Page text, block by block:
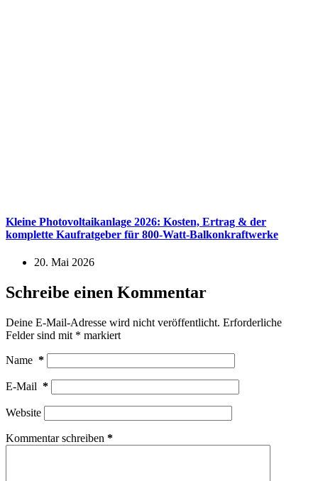
Kleine Photovoltaikanlage 2026: Kosten, Ertrag & der
komplette Kaufratgeber für 800-Watt-Balkonkraftwerke
20. Mai 2026
Schreibe einen Kommentar
Deine E-Mail-Adresse wird nicht veröffentlicht. Erforderliche
Felder sind mit * markiert
Name *
E-Mail *
Website
Kommentar schreiben *